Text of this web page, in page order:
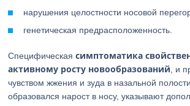
нарушения целостности носовой
генетическая предрасположенность.
Специфическаясимптоматика
активному росту новообразований , и
чувством жжения и зуда в назальной
образовался нарост в носу, указывают